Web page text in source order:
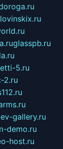
lovinskix.ru
glasspb.ru
5.ru
2.ru
ev-gallery.ru
demo.ru
host.ru